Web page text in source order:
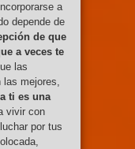
a
depende de
de que
a veces te
las
las mejores,
ti es una
vivir con
por tus